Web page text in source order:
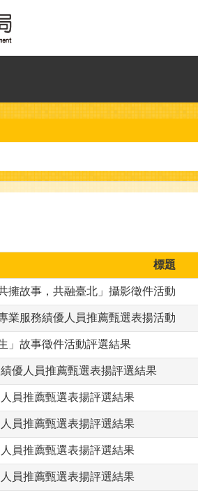
標題
擁故事，共融臺北」攝影徵件活動
業服務績優人員推薦甄選表揚活動
」故事徵件活動評選結果
優人員推薦甄選表揚評選結果
員推薦甄選表揚評選結果
員推薦甄選表揚評選結果
員推薦甄選表揚評選結果
員推薦甄選表揚評選結果